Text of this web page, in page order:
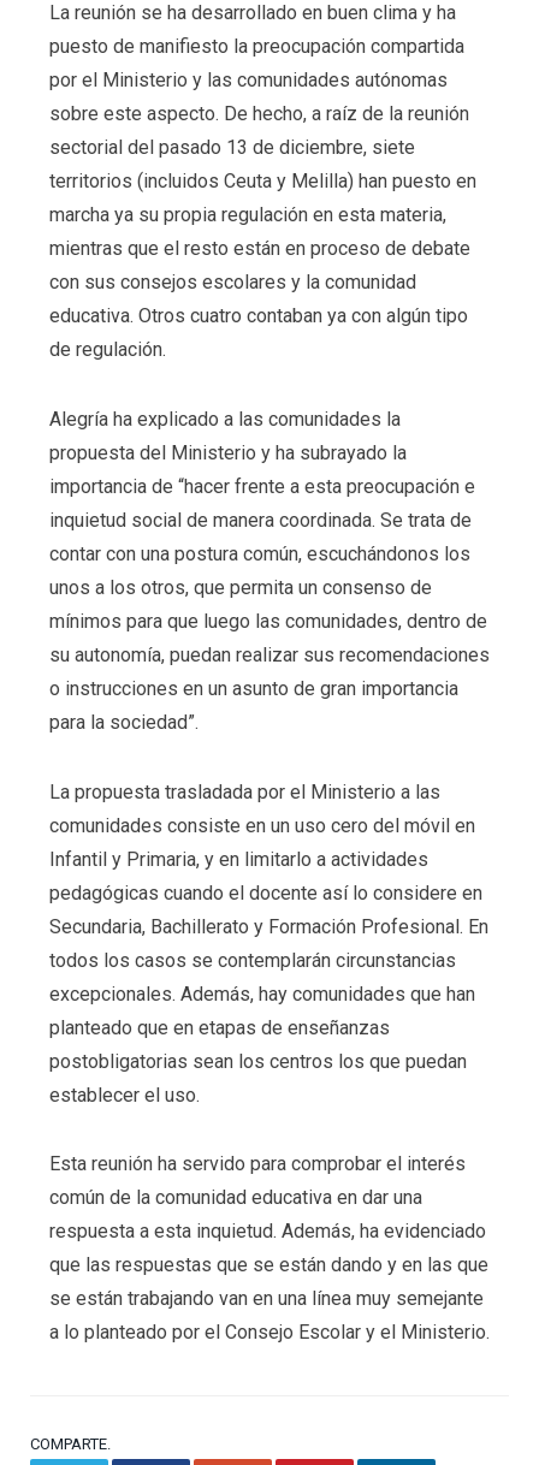
La reunión se ha desarrollado en buen clima y ha
puesto de manifiesto la preocupación compartida
por el Ministerio y las comunidades autónomas
sobre este aspecto. De hecho, a raíz de la reunión
sectorial del pasado 13 de diciembre, siete
territorios (incluidos Ceuta y Melilla) han puesto en
marcha ya su propia regulación en esta materia,
mientras que el resto están en proceso de debate
con sus consejos escolares y la comunidad
educativa. Otros cuatro contaban ya con algún tipo
de regulación.
Alegría ha explicado a las comunidades la
propuesta del Ministerio y ha subrayado la
importancia de “hacer frente a esta preocupación e
inquietud social de manera coordinada. Se trata de
contar con una postura común, escuchándonos los
unos a los otros, que permita un consenso de
mínimos para que luego las comunidades, dentro de
su autonomía, puedan realizar sus recomendaciones
o instrucciones en un asunto de gran importancia
para la sociedad”.
La propuesta trasladada por el Ministerio a las
comunidades consiste en un uso cero del móvil en
Infantil y Primaria, y en limitarlo a actividades
pedagógicas cuando el docente así lo considere en
Secundaria, Bachillerato y Formación Profesional. En
todos los casos se contemplarán circunstancias
excepcionales. Además, hay comunidades que han
planteado que en etapas de enseñanzas
postobligatorias sean los centros los que puedan
establecer el uso.
Esta reunión ha servido para comprobar el interés
común de la comunidad educativa en dar una
respuesta a esta inquietud. Además, ha evidenciado
que las respuestas que se están dando y en las que
se están trabajando van en una línea muy semejante
a lo planteado por el Consejo Escolar y el Ministerio.
COMPARTE.